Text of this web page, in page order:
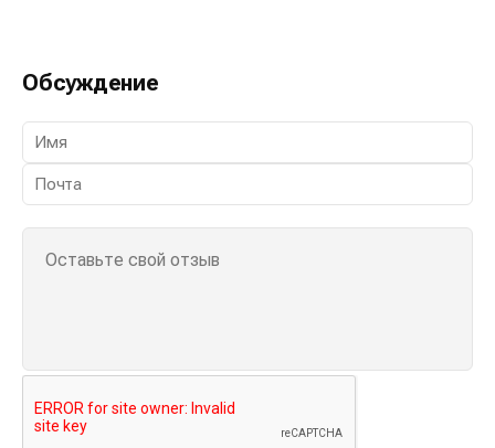
Обсуждение